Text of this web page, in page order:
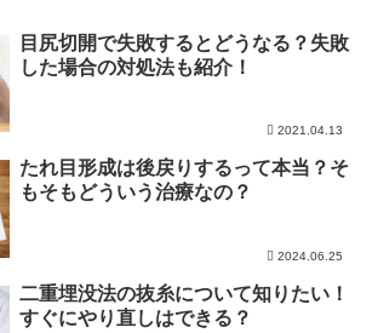
目尻切開で失敗するとどうなる？失敗
した場合の対処法も紹介！
2021.04.13
たれ目形成は後戻りするって本当？そ
もそもどういう治療なの？
2024.06.25
二重埋没法の抜糸について知りたい！
すぐにやり直しはできる？